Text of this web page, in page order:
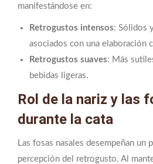
manifestándose en:
Retrogustos intensos: Sólidos
asociados con una elaboración
Retrogustos suaves: Más
bebidas ligeras.
Rol de la nariz y las
durante la cata
Las fosas nasales desempeñan un
percepción del retrogusto. Al